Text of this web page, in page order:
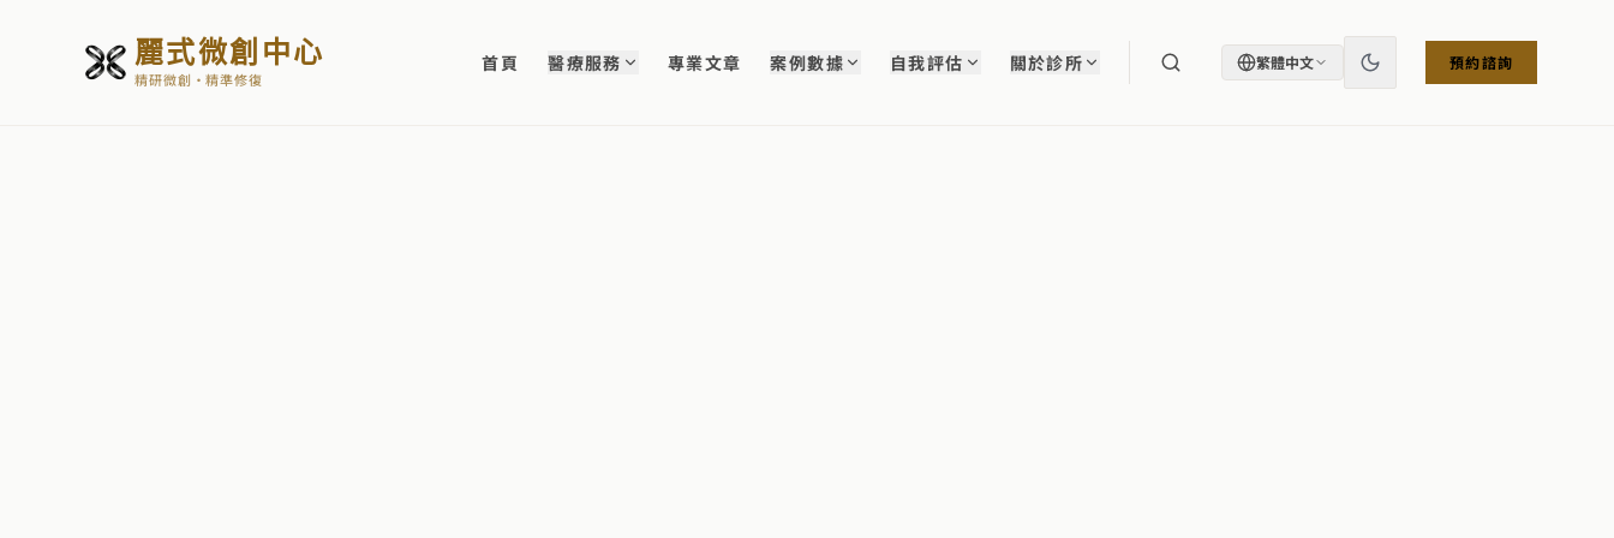
麗式微創中心
精研微創・精準修復
首頁 醫療服務 專業文章 案例數據 自我評估 關於診所 繁體中文 預約諮詢